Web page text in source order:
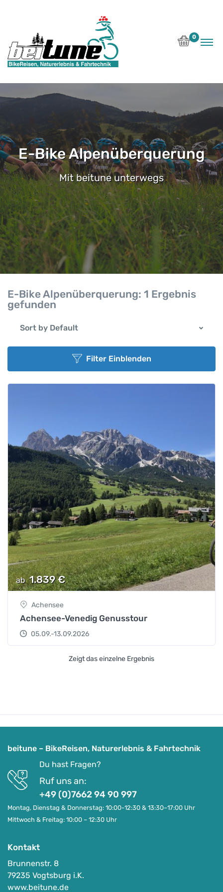
0
E-Bike Alpenüberquerung
Mit beitune unterwegs
E-Bike Alpenüberquerung: 1 Ergebnis
gefunden
Sort by Default
Filter Einblenden
ab 1.839€
Achensee
Achensee-Venedig Genusstour
05.09.-13.09.2026
Zeigt das einzelne Ergebnis
beitune – BikeReisen, Naturerlebnis & Fahrtechnik
Du hast Fragen?
Ruf uns an:
+49 (0)7662 94 90 997
Montag, Dienstag & Donnerstag: 10:00-12:30 & 13:30–17:00 Uhr
Mittwoch & Freitag: 10:00 – 12:30 Uhr
Kontakt
Brunnenstr. 8
79235 Vogtsburg i.K.
www.beitune.de